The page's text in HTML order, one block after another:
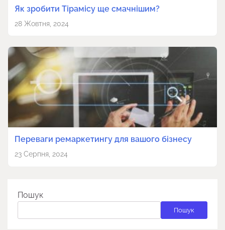
Як зробити Тірамісу ще смачнішим?
28 Жовтня, 2024
Переваги ремаркетингу для вашого бізнесу
23 Серпня, 2024
Пошук
Пошук